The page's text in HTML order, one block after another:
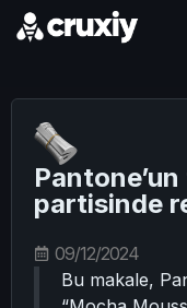
partisinde
09/12/2024
Bu makale,